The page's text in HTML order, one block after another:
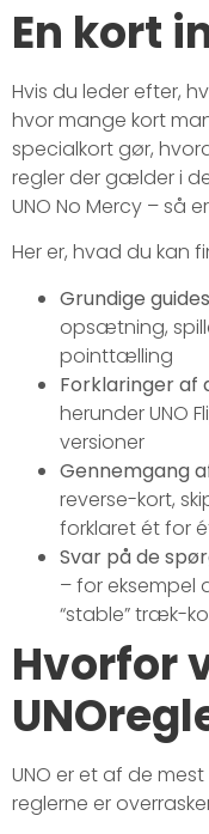
En kort
Hvis du leder efter,
hvor mange kort
specialkort gør,
regler der gælder i
UNO No Mercy – så
Her er, hvad du kan
Grundige
opsætning,
pointtælling
Forklaringer af
herunder UNO
versioner
Gennemgang
reverse-kort,
forklaret ét for
Svar på de
– for eksempel
“stable” træk-
Hvorfor
UNO er et af de
reglerne er